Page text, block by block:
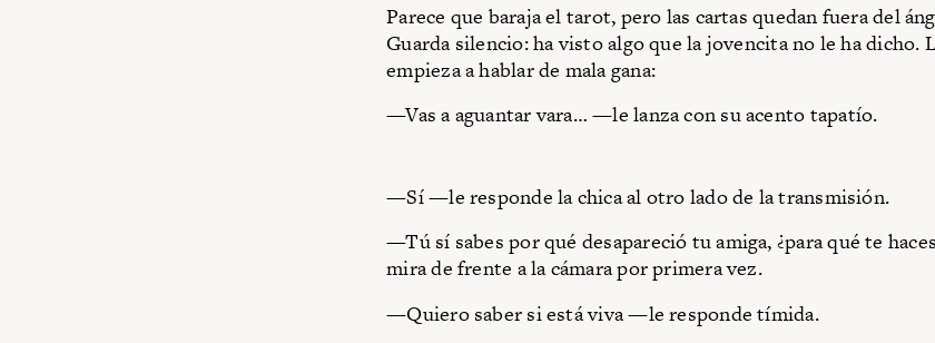
Parece que baraja el tarot, pero las cartas quedan fuera del
Guarda silencio: ha visto algo que la jovencita no le ha dicho.
empieza a hablar de mala gana:
—Vas a aguantar vara… —le lanza con su acento tapatío.
—Sí —le responde la chica al otro lado de la transmisión.
—Tú sí sabes por qué desapareció tu amiga, ¿para qué te
mira de frente a la cámara por primera vez.
—Quiero saber si está viva —le responde tímida.